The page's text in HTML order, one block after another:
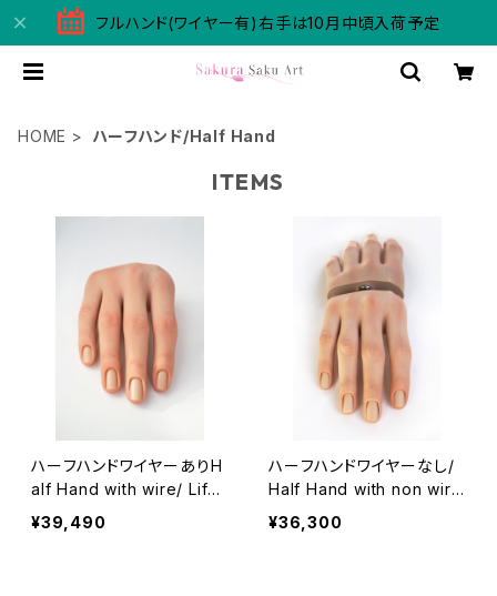
フルハンド(ワイヤー有)右手は10月中頃入荷予定
HOME ハーフハンド/Half Hand
ITEMS
ハーフハンドワイヤーありH
alf Hand with wire/ Life
Like ,Winter
¥39,490
ハーフハンドワイヤーなし/
Half Hand with non wir
e/ Life Like ,Winter
¥36,300